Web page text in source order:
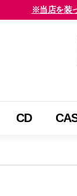
※当店を装
CD